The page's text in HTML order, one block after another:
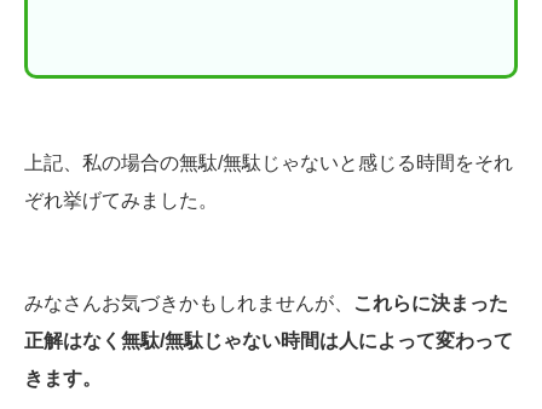
上記、私の場合の無駄/無駄じゃないと感じる時間をそれ
ぞれ挙げてみました。
みなさんお気づきかもしれませんが、
これらに決まった
正解はなく無駄/無駄じゃない時間は人によって変わって
きます。